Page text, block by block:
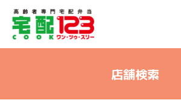
店舗検索